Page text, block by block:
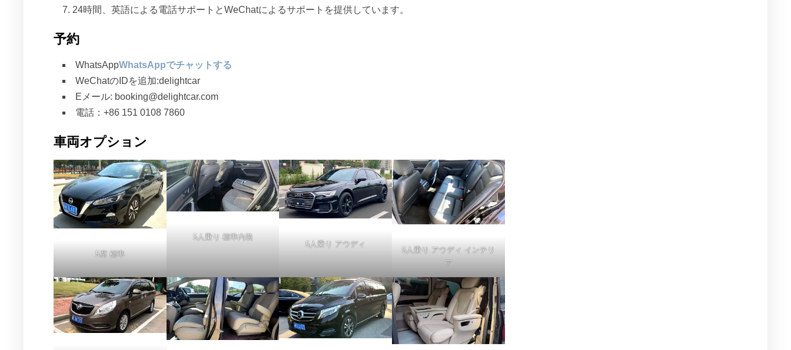
24時間、英語による電話サポートとWeChatによるサポートを提供しています。
予約
WhatsAppWhatsAppでチャットする
WeChatのIDを追加:delightcar
Eメール: booking@delightcar.com
電話：+86 151 0108 7860
車両オプション
5席 標準
5人乗り 標準内装
5人乗り アウディ
5人乗り アウディ インテリ
ア